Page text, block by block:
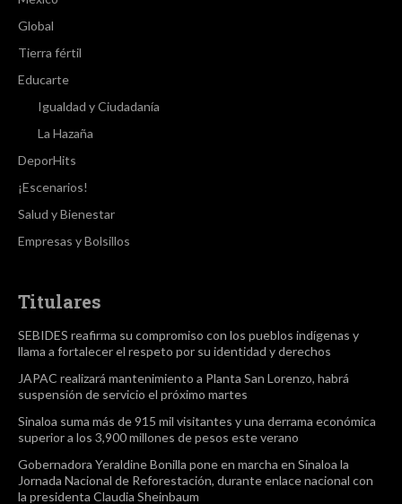
Global
Tierra fértil
Educarte
Igualdad y Ciudadanía
La Hazaña
DeporHits
¡Escenarios!
Salud y Bienestar
Empresas y Bolsillos
Titulares
SEBIDES reafirma su compromiso con los pueblos indígenas y
llama a fortalecer el respeto por su identidad y derechos
JAPAC realizará mantenimiento a Planta San Lorenzo, habrá
suspensión de servicio el próximo martes
Sinaloa suma más de 915 mil visitantes y una derrama económica
superior a los 3,900 millones de pesos este verano
Gobernadora Yeraldine Bonilla pone en marcha en Sinaloa la
Jornada Nacional de Reforestación, durante enlace nacional con
la presidenta Claudia Sheinbaum